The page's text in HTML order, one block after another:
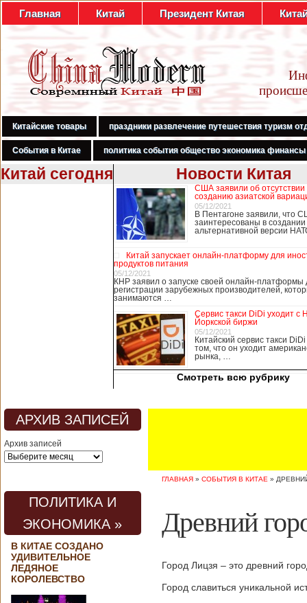
Главная Китай Президент Китая
Китайские товары праздники развлечение путешествия туризм
События в Китае политика события общество экономика финансы
Китай сегодня
чтобы власти
полностью
закрыли границу с
материковым
Китаем, что
короонавируса в
регионе.
протеста стало
профсоюзное
объединение
медицинских
работников. По
мнению
Новости Китая
США заявили об отсутствии
созданию азиатской
05/12/2021
В Пентагоне заявили, что
заинтересованы в создании
альтернативной версии
Китай запускает онлайн-платформу для
продуктов питания
05/12/2021
КНР заявил о запуске своей онлайн-платформы
регистрации зарубежных производителей,
занимаются …
Сервис такси DiDi уходит с
Йоркской биржи
05/12/2021
Китайский сервис такси
том, что он уходит
рынка, …
Смотреть всю рубрику
АРХИВ ЗАПИСЕЙ
Архив записей
ПОЛИТИКА И
ЭКОНОМИКА »
В КИТАЕ СОЗДАНО
УДИВИТЕЛЬНОЕ
ЛЕДЯНОЕ
КОРОЛЕВСТВО
ГЛАВНАЯ » СОБЫТИЯ В КИТАЕ »
Древний
Город Лицзя – это древний
Город славиться уникальной